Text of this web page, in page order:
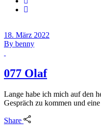
18. März 2022
By benny
077 Olaf
Lange habe ich mich auf den
Gespräch zu kommen und
Share